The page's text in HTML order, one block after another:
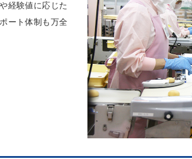
経験値に応じた
ート体制も万全